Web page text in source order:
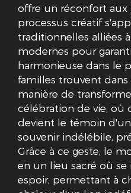
offre un réconfort aux
processus créatif
traditionnelles alliées
modernes pour
harmonieuse dans le
familles trouvent
manière de
célébration de vie, où
devient le témoin
souvenir indélébile,
Grâce à ce geste, le
en un lieu sacré où
espoir, permettant à